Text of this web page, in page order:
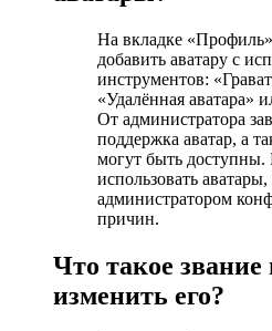
На вкладке
добавить аватару с
инструментов:
«Удалённая аватара»
От администратора
поддержка аватар, а
могут быть
использовать
администратором
причин.
Что такое
изменить его?